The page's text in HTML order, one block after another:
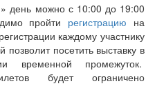
день можно с 10:00 до 19:00
пройти регистрацию на
каждому участнику
посетить выставку в
временной промежуток.
будет ограничено